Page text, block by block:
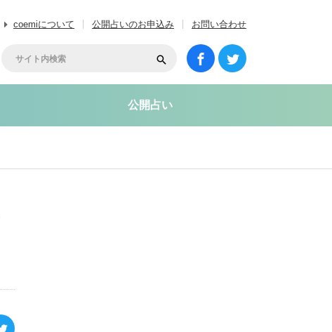
coemiについて 公開占いのお申込み お問い合わせ
公開占い